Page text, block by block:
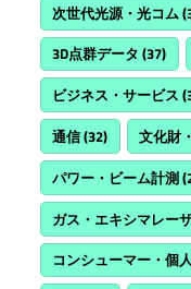
次世代光源・光コム
3D点群データ (37)
ビジネス・サービス
通信(32) 文化財
パワー・ビーム計測
ガス・エキシマレー
コンシューマー・個